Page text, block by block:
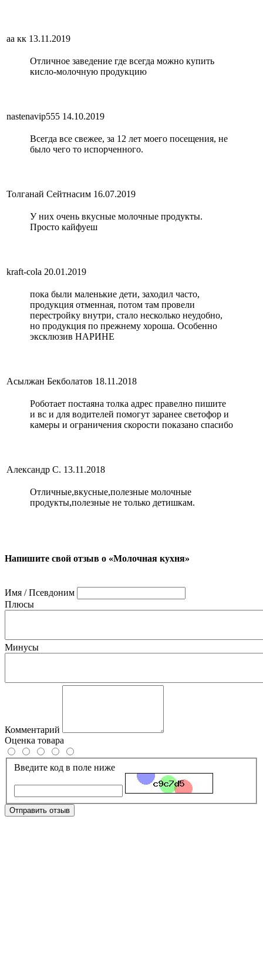
аа кк 13.11.2019
Отличное заведение где всегда можно купить
кисло-молочную продукцию
nastenavip555 14.10.2019
Всегда все свежее, за 12 лет моего посещения, не
было чего то испорченного.
Толганай Сейтнасим 16.07.2019
У них очень вкусные молочные продукты.
Просто кайфуеш
kraft-cola 20.01.2019
пока были маленькие дети, заходил часто,
продукция отменная, потом там провели
перестройку внутри, стало несколько неудобно,
но продукция по прежнему хороша. Особенно
эксклюзив НАРИНЕ
Асылжан Бекболатов 18.11.2018
Роботает постаяна толка адрес правелно пишите
и вс и для водителей помогут заранее светофор и
камеры и ограничения скорости показано спасибо
Александр С. 13.11.2018
Отличные,вкусные,полезные молочные
продукты,полезные не только детишкам.
Напишите свой отзыв о «Молочная кухня»
Имя / Псевдоним
Плюсы
Минусы
Комментарий
Оценка товара
Введите код в поле ниже
Отправить отзыв